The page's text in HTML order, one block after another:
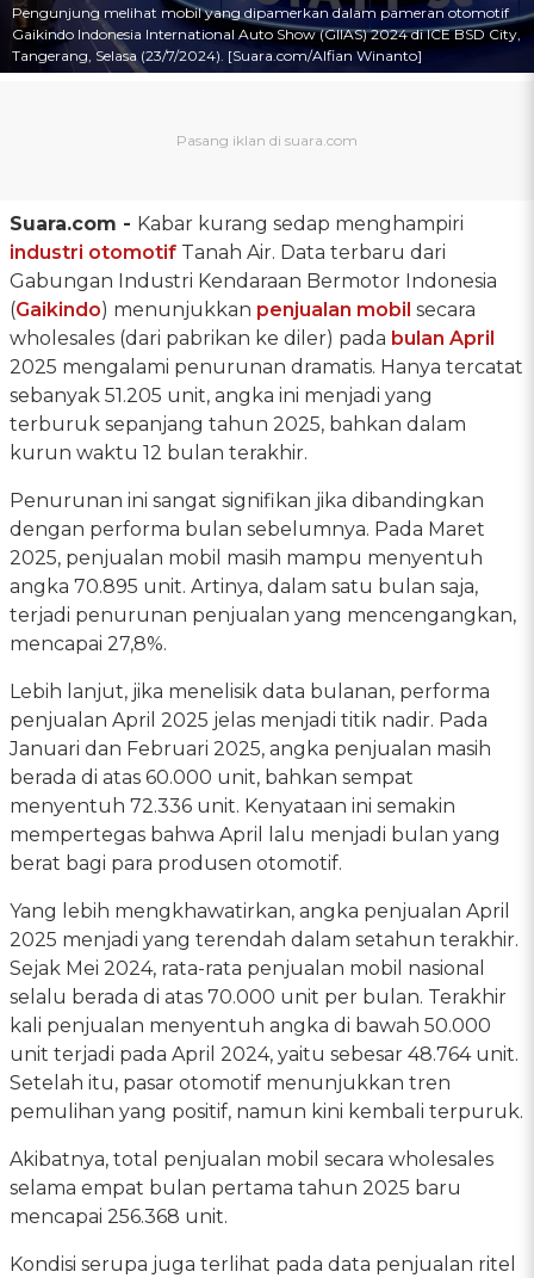
Pengunjung melihat mobil yang dipamerkan dalam pameran otomotif
Gaikindo Indonesia International Auto Show (GIIAS) 2024 di ICE BSD City,
Tangerang, Selasa (23/7/2024). [Suara.com/Alfian Winanto]
Suara.com - Kabar kurang sedap menghampiri
industri otomotif Tanah Air. Data terbaru dari
Gabungan Industri Kendaraan Bermotor Indonesia
(Gaikindo) menunjukkan penjualan mobil secara
wholesales (dari pabrikan ke diler) pada bulan April
2025 mengalami penurunan dramatis. Hanya tercatat
sebanyak 51.205 unit, angka ini menjadi yang
terburuk sepanjang tahun 2025, bahkan dalam
kurun waktu 12 bulan terakhir.
Penurunan ini sangat signifikan jika dibandingkan
dengan performa bulan sebelumnya. Pada Maret
2025, penjualan mobil masih mampu menyentuh
angka 70.895 unit. Artinya, dalam satu bulan saja,
terjadi penurunan penjualan yang mencengangkan,
mencapai 27,8%.
Lebih lanjut, jika menelisik data bulanan, performa
penjualan April 2025 jelas menjadi titik nadir. Pada
Januari dan Februari 2025, angka penjualan masih
berada di atas 60.000 unit, bahkan sempat
menyentuh 72.336 unit. Kenyataan ini semakin
mempertegas bahwa April lalu menjadi bulan yang
berat bagi para produsen otomotif.
Yang lebih mengkhawatirkan, angka penjualan April
2025 menjadi yang terendah dalam setahun terakhir.
Sejak Mei 2024, rata-rata penjualan mobil nasional
selalu berada di atas 70.000 unit per bulan. Terakhir
kali penjualan menyentuh angka di bawah 50.000
unit terjadi pada April 2024, yaitu sebesar 48.764 unit.
Setelah itu, pasar otomotif menunjukkan tren
pemulihan yang positif, namun kini kembali terpuruk.
Akibatnya, total penjualan mobil secara wholesales
selama empat bulan pertama tahun 2025 baru
mencapai 256.368 unit.
Kondisi serupa juga terlihat pada data penjualan ritel